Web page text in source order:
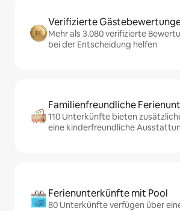
Verifizierte
Mehr als 3.080 verifizierte
bei der Entscheidung helfen
Familienfreundliche
110 Unterkünfte bieten
eine kinderfreundliche
Ferienunterkünfte mit Pool
80 Unterkünfte verfügen über